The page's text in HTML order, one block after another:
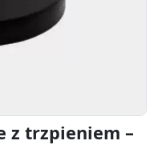
z trzpieniem –